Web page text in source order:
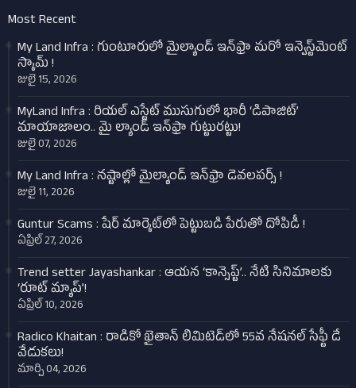
Most Recent
My Land Infra : గుంటూరులో మైల్యాండ్ ఇన్‌ఫ్రా మరో ఇన్వెస్ట్‌మెంట్
స్కామ్ !
జులై 15, 2026
MyLand Infra : రియల్ ఎస్టేట్ ముసుగులో భారీ ‘డిపాజిట్’
మాయాజాలం.. మై ల్యాండ్ ఇన్‌ఫ్రా గుట్టురట్టు!
జులై 07, 2026
My Land Infra : నష్టాల్లో మైల్యాండ్ ఇన్‌ఫ్రా డెవలపర్స్ !
జులై 11, 2026
Guntur Scams : షేర్ మార్కెట్‌లో పెట్టుబడి పేరుతో దోపిడీ !
ఏప్రిల్ 27, 2026
Trend setter Jayashankar : ఆయన ‘కాన్సెప్ట్’.. నేటి సినిమాలకు
‘రూట్ మ్యాప్’!
ఏప్రిల్ 10, 2026
Radico Khaitan : రాడికో ఖైతాన్ లిమిటెడ్‌లో 55వ నేషనల్ సేఫ్టీ డే
వేడుకలు!
మార్చి 04, 2026